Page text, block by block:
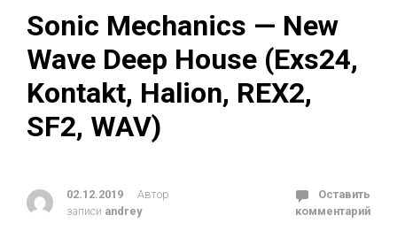
Sonic Mechanics — New
Wave Deep House (Exs24,
Kontakt, Halion, REX2,
SF2, WAV)
02.12.2019
Автор
записи andrey
Оставить
комментарий